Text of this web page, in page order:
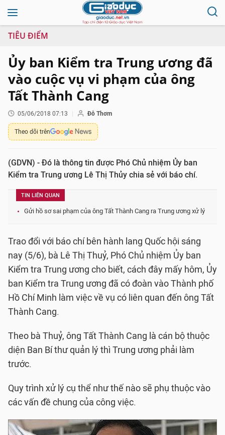
TIÊU ĐIỂM
Ủy ban Kiểm tra Trung ương đã
vào cuộc vụ vi phạm của ông
Tất Thành Cang
05/06/2018 07:13 Đỗ Thơm
Theo dõi trên
(GDVN) - Đó là thông tin được Phó Chủ nhiệm Ủy ban
Kiểm tra Trung ương Lê Thị Thủy chia sẻ với báo chí.
TIN LIÊN QUAN
Gửi hồ sơ sai phạm của ông Tất Thành Cang ra Trung ương xử lý
Trao đổi với báo chí bên hành lang Quốc hội sáng
nay (5/6), bà Lê Thị Thuỷ, Phó Chủ nhiệm Ủy ban
Kiểm tra Trung ương cho biết, cách đây mấy hôm, Ủy
ban Kiểm tra Trung ương đã có đoàn vào Thành phố
Hồ Chí Minh làm việc về vụ có liên quan đến ông Tất
Thành Cang.
Theo bà Thuỷ, ông Tất Thành Cang là cán bộ thuộc
diện Ban Bí thư quản lý thì Trung ương phải làm
trước.
Quy trình xử lý cụ thể như thế nào sẽ phụ thuộc vào
các vấn đề chung của công việc.